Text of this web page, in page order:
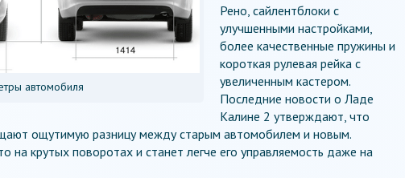
автомобиля
Рено, сайлентблоки с
улучшенными настройками,
более качественные пружины и
короткая рулевая рейка с
увеличенным кастером.
Последние новости о Ладе
Калине 2 утверждают, что
ощутимую разницу между старым автомобилем и новым.
на крутых поворотах и станет легче его управляемость даже на